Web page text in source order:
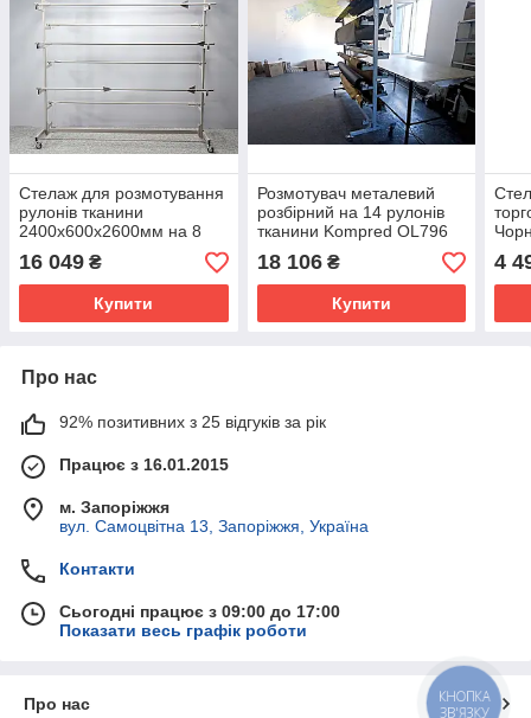
Стелаж для розмотування
рулонів тканини
2400х600х2600мм на 8
рулонів Сірий Kompred
OL325
16 049 ₴
Купити
Розмотувач металевий
розбірний на 14 рулонів
тканини Kompred OL796
18 106₴
Купити
4
Про нас
92% позитивних з 25 відгуків за рік
Працює з 16.01.2015
м. Запоріжжя
вул. Самоцвітна 13, Запоріжжя, Україна
Контакти
Сьогодні працює з 09:00 до 17:00
Показати весь графік роботи
Про нас
КНОПКА
ЗВ'ЯЗКУ